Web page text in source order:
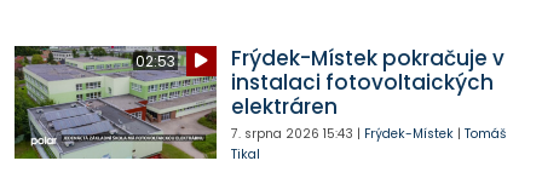
02:53
Frýdek-Místek pokračuje v
instalaci fotovoltaických
elektráren
7. srpna 2026 15:43 | Frýdek-Místek| Tomáš
Tikal